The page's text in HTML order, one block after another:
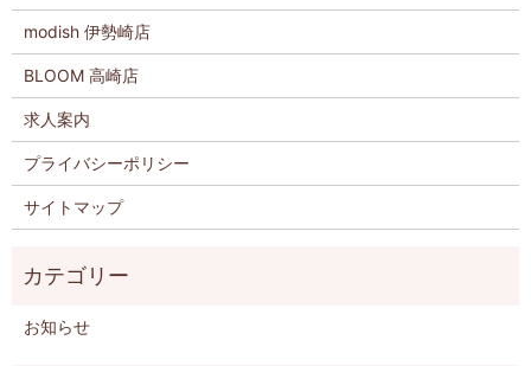
modish 伊勢崎店
BLOOM 高崎店
求人案内
プライバシーポリシー
サイトマップ
お知らせ